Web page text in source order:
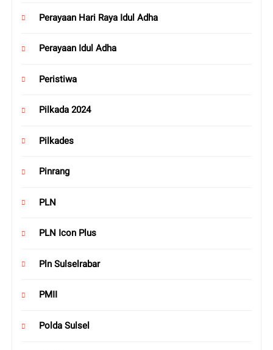
Perayaan Hari Raya Idul Adha
Perayaan Idul Adha
Peristiwa
Pilkada 2024
Pilkades
Pinrang
PLN
PLN Icon Plus
Pln Sulselrabar
PMII
Polda Sulsel